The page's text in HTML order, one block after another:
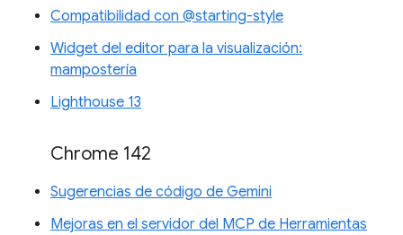
Compatibilidad con @starting-style
Widget del editor para la visualización:
mampostería
Lighthouse 13
Chrome 142
Sugerencias de código de Gemini
Mejoras en el servidor del MCP de Herramientas